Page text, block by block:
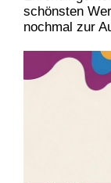
schönsten
nochmal zur